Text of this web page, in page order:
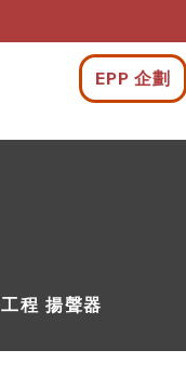
EPP 企劃
工程 揚聲器